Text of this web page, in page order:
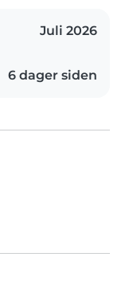
Juli 2026
6 dager siden